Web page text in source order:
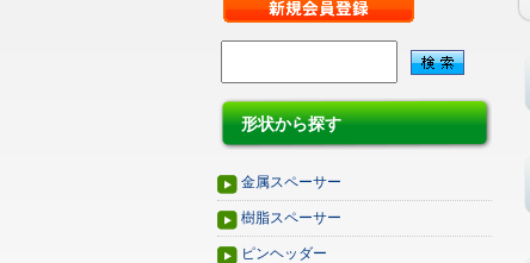
形状から探す
金属スペーサー
樹脂スペーサー
ピンヘッダー